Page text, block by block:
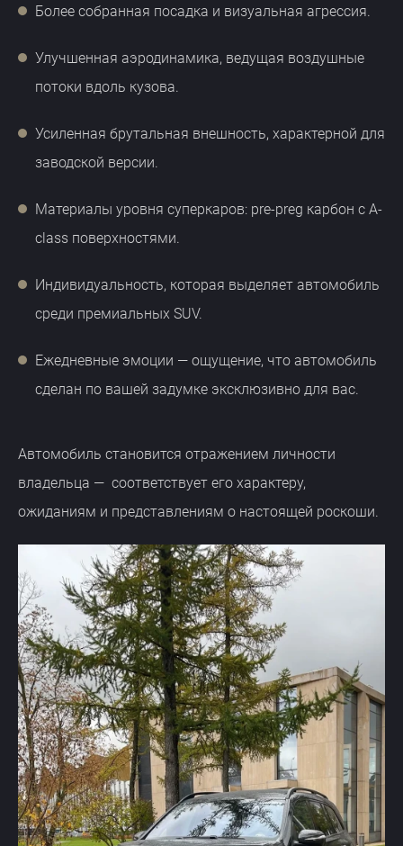
Более собранная посадка и визуальная агрессия.
Улучшенная аэродинамика, ведущая воздушные
потоки вдоль кузова.
Усиленная брутальная внешность, характерной для
заводской версии.
Материалы уровня суперкаров: pre-preg карбон с A-
class поверхностями.
Индивидуальность, которая выделяет автомобиль
среди премиальных SUV.
Ежедневные эмоции — ощущение, что автомобиль
сделан по вашей задумке эксклюзивно для вас.
Автомобиль становится отражением личности
владельца — соответствует его характеру,
ожиданиям и представлениям о настоящей роскоши.